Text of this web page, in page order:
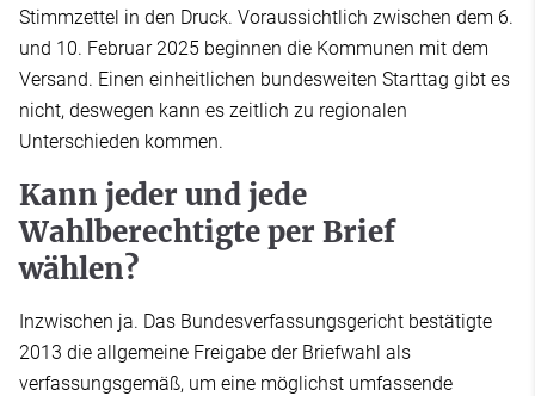
Stimmzettel in den Druck. Voraussichtlich zwischen dem 6.
und 10. Februar 2025 beginnen die Kommunen mit dem
Versand. Einen einheitlichen bundesweiten Starttag gibt es
nicht, deswegen kann es zeitlich zu regionalen
Unterschieden kommen.
Kann jeder und jede
Wahlberechtigte per Brief
wählen?
Inzwischen ja. Das Bundesverfassungsgericht bestätigte
2013 die allgemeine Freigabe der Briefwahl als
verfassungsgemäß, um eine möglichst umfassende